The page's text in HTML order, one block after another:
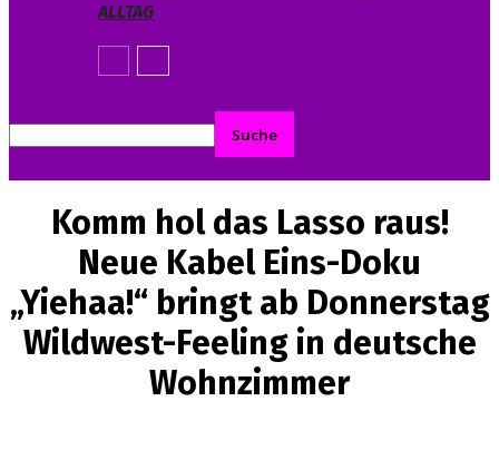
ALLTAG
Komm hol das Lasso raus!
Neue Kabel Eins-Doku
„Yiehaa!“ bringt ab Donnerstag
Wildwest-Feeling in deutsche
Wohnzimmer